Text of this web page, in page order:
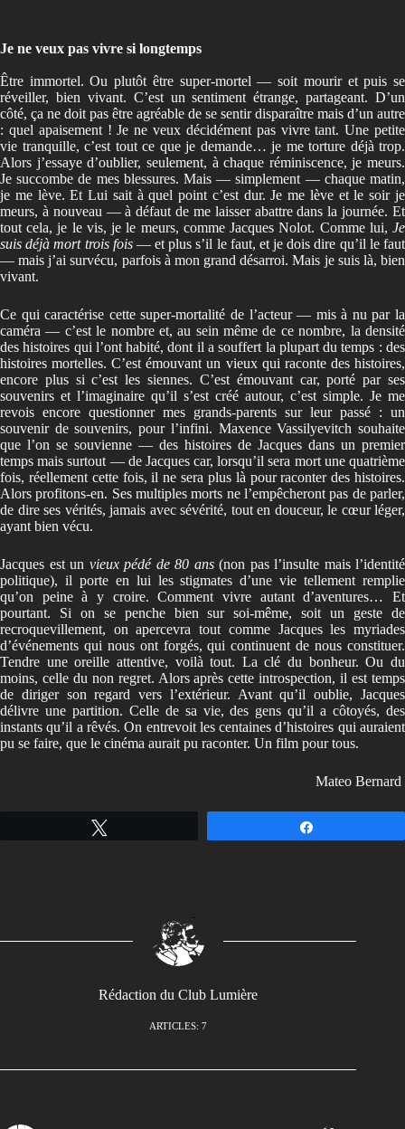
Je ne veux pas vivre si longtemps
Être immortel. Ou plutôt être super-mortel — soit mourir et puis se
réveiller, bien vivant. C’est un sentiment étrange, partageant. D’un
côté, ça ne doit pas être agréable de se sentir disparaître mais d’un autre
: quel apaisement ! Je ne veux décidément pas vivre tant. Une petite
vie tranquille, c’est tout ce que je demande… je me torture déjà trop.
Alors j’essaye d’oublier, seulement, à chaque réminiscence, je meurs.
Je succombe de mes blessures. Mais — simplement — chaque matin,
je me lève. Et Lui sait à quel point c’est dur. Je me lève et le soir je
meurs, à nouveau — à défaut de me laisser abattre dans la journée. Et
tout cela, je le vis, je le meurs, comme Jacques Nolot. Comme lui, Je
suis déjà mort trois fois— et plus s’il le faut, et je dois dire qu’il le faut
— mais j’ai survécu, parfois à mon grand désarroi. Mais je suis là, bien
vivant.
Ce qui caractérise cette super-mortalité de l’acteur — mis à nu par la
caméra — c’est le nombre et, au sein même de ce nombre, la densité
des histoires qui l’ont habité, dont il a souffert la plupart du temps : des
histoires mortelles. C’est émouvant un vieux qui raconte des histoires,
encore plus si c’est les siennes. C’est émouvant car, porté par ses
souvenirs et l’imaginaire qu’il s’est créé autour, c’est simple. Je me
revois encore questionner mes grands-parents sur leur passé : un
souvenir de souvenirs, pour l’infini. Maxence Vassilyevitch souhaite
que l’on se souvienne — des histoires de Jacques dans un premier
temps mais surtout — de Jacques car, lorsqu’il sera mort une quatrième
fois, réellement cette fois, il ne sera plus là pour raconter des histoires.
Alors profitons-en. Ses multiples morts ne l’empêcheront pas de parler,
de dire ses vérités, jamais avec sévérité, tout en douceur, le cœur léger,
ayant bien vécu.
Jacques est un vieux pédé de 80 ans (non pas l’insulte mais l’identité
politique), il porte en lui les stigmates d’une vie tellement remplie
qu’on peine à y croire. Comment vivre autant d’aventures… Et
pourtant. Si on se penche bien sur soi-même, soit un geste de
recroquevillement, on apercevra tout comme Jacques les myriades
d’événements qui nous ont forgés, qui continuent de nous constituer.
Tendre une oreille attentive, voilà tout. La clé du bonheur. Ou du
moins, celle du non regret. Alors après cette introspection, il est temps
de diriger son regard vers l’extérieur. Avant qu’il oublie, Jacques
délivre une partition. Celle de sa vie, des gens qu’il a côtoyés, des
instants qu’il a rêvés. On entrevoit les centaines d’histoires qui auraient
pu se faire, que le cinéma aurait pu raconter. Un film pour tous.
Mateo Bernard
Rédaction du Club Lumière
ARTICLES: 7